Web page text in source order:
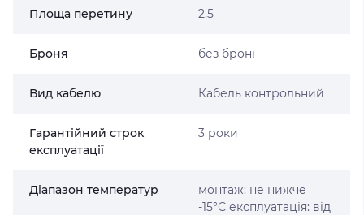
Площа перетину 2,5
Броня без броні
Вид кабелю Кабель контрольний
Гарантійний строк
експлуатації
3 роки
Діапазон температур
монтаж: не нижче
-15°С експлуатація: від